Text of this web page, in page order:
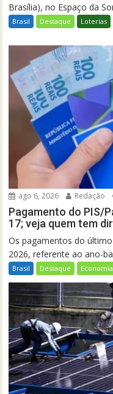
Brasília), no Espaço da
Brasil Destaque Loterias
ago 6, 2026 Redação
Pagamento do PIS/
17; veja quem tem
Os pagamentos do
2026, referente ao ano-
Brasil Destaque Economia